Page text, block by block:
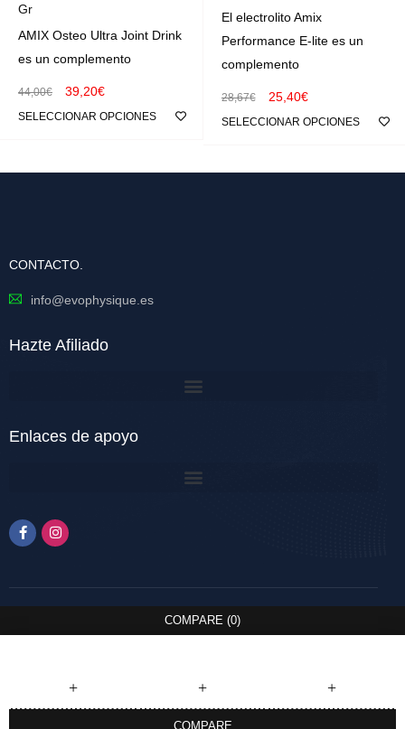
Gr
AMIX Osteo Ultra Joint Drink
es un complemento
44,00€ 39,20€
SELECCIONAR OPCIONES
El electrolito Amix
Performance E-lite es un
complemento
28,67€ 25,40€
SELECCIONAR OPCIONES
CONTACTO.
info@evophysique.es
Hazte Afiliado
Enlaces de apoyo
COMPARE (0)
COMPARE